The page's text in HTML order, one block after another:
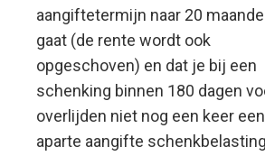
aangiftetermijn naar 20
gaat (de rente wordt ook
opgeschoven) en dat je bij een
schenking binnen 180 dagen
overlijden niet nog een keer een
aparte aangifte schenkbelasting